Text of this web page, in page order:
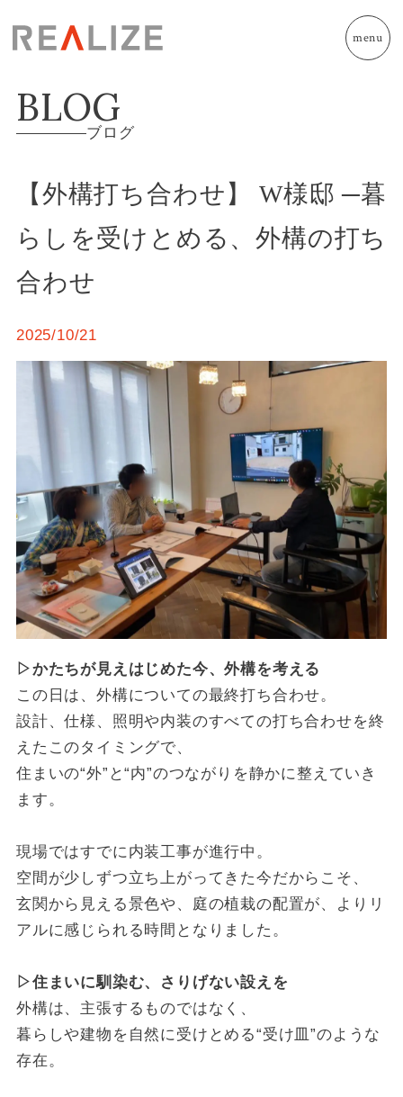
menu
BLOG
ブログ
【外構打ち合わせ】 W様邸 ─暮
らしを受けとめる、外構の打ち
合わせ
2025/10/21
▷かたちが見えはじめた今、外構を考える
この日は、外構についての最終打ち合わせ。
設計、仕様、照明や内装のすべての打ち合わせを終
えたこのタイミングで、
住まいの“外”と“内”のつながりを静かに整えていき
ます。
現場ではすでに内装工事が進行中。
空間が少しずつ立ち上がってきた今だからこそ、
玄関から見える景色や、庭の植栽の配置が、よりリ
アルに感じられる時間となりました。
▷住まいに馴染む、さりげない設えを
外構は、主張するものではなく、
暮らしや建物を自然に受けとめる“受け皿”のような
存在。